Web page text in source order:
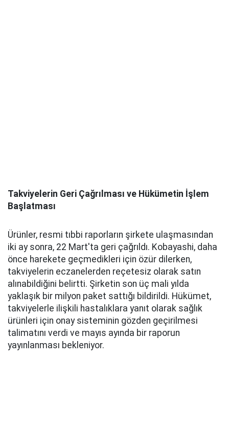
Takviyelerin Geri Çağrılması ve Hükümetin İşlem
Başlatması
Ürünler, resmi tıbbi raporların şirkete ulaşmasından
iki ay sonra, 22 Mart'ta geri çağrıldı. Kobayashi, daha
önce harekete geçmedikleri için özür dilerken,
takviyelerin eczanelerden reçetesiz olarak satın
alınabildiğini belirtti. Şirketin son üç mali yılda
yaklaşık bir milyon paket sattığı bildirildi. Hükümet,
takviyelerle ilişkili hastalıklara yanıt olarak sağlık
ürünleri için onay sisteminin gözden geçirilmesi
talimatını verdi ve mayıs ayında bir raporun
yayınlanması bekleniyor.